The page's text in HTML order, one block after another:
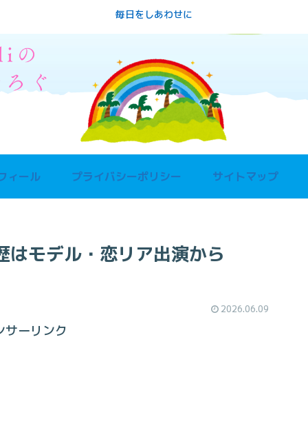
毎日をしあわせに
ィール プライバシーポリシー サイトマップ
モデル・恋リア出演から
2026.06.09
サーリンク